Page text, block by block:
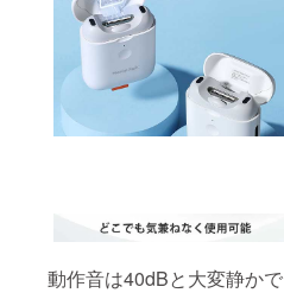
動作音は40dBと大変静かで